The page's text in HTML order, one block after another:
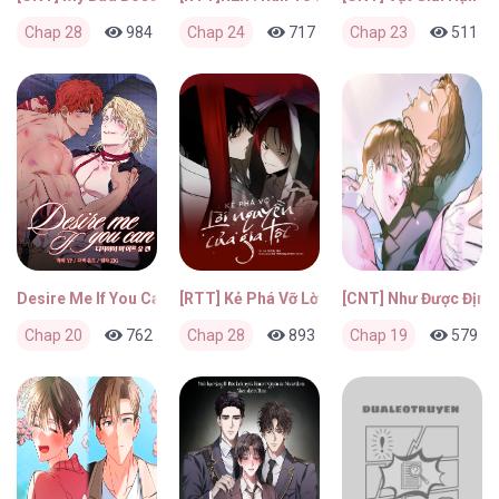
Chap 28 984 1 8 giờ trước
Chap 24 717 1 8 giờ trước
Chap 23 511
Desire Me If You Can
Chap 20 762 0 8 giờ trước
[RTT] Kẻ Phá Vỡ Lời Nguyền Của Gia Tộc
Chap 28 893 1 8 giờ trước
[CNT] Như Được Định
Chap 19 579